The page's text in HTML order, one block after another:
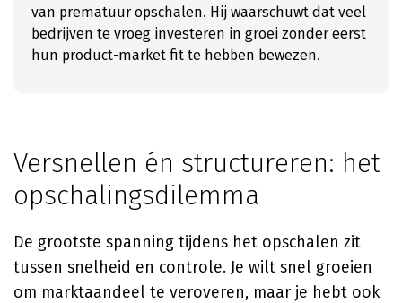
van prematuur opschalen. Hij waarschuwt dat veel
bedrijven te vroeg investeren in groei zonder eerst
hun product-market fit te hebben bewezen.
Versnellen én structureren: het
opschalingsdilemma
De grootste spanning tijdens het opschalen zit
tussen snelheid en controle. Je wilt snel groeien
om marktaandeel te veroveren, maar je hebt ook